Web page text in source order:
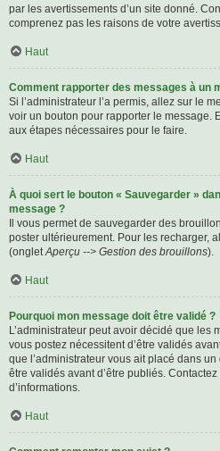
par les avertissements d’un site donné.
comprenez pas les raisons de votre
Haut
Comment rapporter des messages à un
Si l’administrateur l’a permis, allez sur le
voir un bouton pour rapporter le message.
aux étapes nécessaires pour le faire.
Haut
À quoi sert le bouton « Sauvegarder »
message ?
Il vous permet de sauvegarder des
poster ultérieurement. Pour les recharger,
(ongletAperçu --> Gestion des brouillons).
Haut
Pourquoi mon message doit être validé ?
L’administrateur peut avoir décidé que les
vous postez nécessitent d’être validés
que l’administrateur vous ait placé dans
être validés avant d’être publiés.
d’informations.
Haut